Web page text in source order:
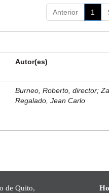
Anterior 1
Autor(es)
Burneo, Roberto, director;
Regalado, Jean Carlo
de Quito,